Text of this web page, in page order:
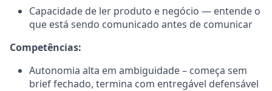
Capacidade de ler produto e negócio — entende o
que está sendo comunicado antes de comunicar
Competências:
Autonomia alta em ambiguidade – começa sem
brief fechado, termina com entregável defensável